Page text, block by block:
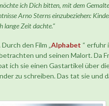
ich Dich bitten, mit dem
Arno Sterns einzubeziehen:
lange Zeit dachte.“
den Film „Alphabet “ erfuhr
und seinen Malort. Da
ich sie einen Gastartikel über
zu schreiben. Das tat sie und